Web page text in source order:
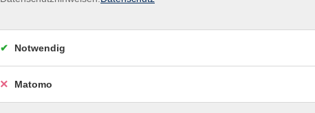
Notwendig
Matomo